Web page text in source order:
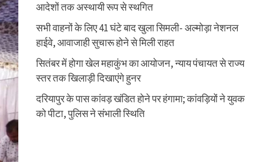
आदेशों तक अस्थायी रूप से स्थगित
सभी वाहनों के लिए 41 घंटे बाद खुला सिमली- अल्मोड़ा नेशनल
हाईवे, आवाजाही सुचारू होने से मिली राहत
सितंबर में होगा खेल महाकुंभ का आयोजन, न्याय पंचायत से राज्य
स्तर तक खिलाड़ी दिखाएंगे हुनर
दरियापुर के पास कांवड़ खंडित होने पर हंगामा; कांवड़ियों ने युवक
को पीटा, पुलिस ने संभाली स्थिति